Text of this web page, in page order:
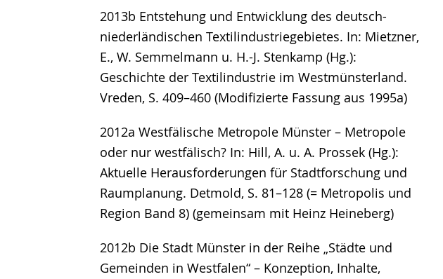
2013b Entstehung und Entwicklung des deutsch-
niederländischen Textilindustriegebietes. In: Mietzner,
E., W. Semmelmann u. H.-J. Stenkamp (Hg.):
Geschichte der Textilindustrie im Westmünsterland.
Vreden, S. 409–460 (Modifizierte Fassung aus 1995a)
2012a Westfälische Metropole Münster – Metropole
oder nur westfälisch? In: Hill, A. u. A. Prossek (Hg.):
Aktuelle Herausforderungen für Stadtforschung und
Raumplanung. Detmold, S. 81–128 (= Metropolis und
Region Band 8) (gemeinsam mit Heinz Heineberg)
2012b Die Stadt Münster in der Reihe „Städte und
Gemeinden in Westfalen“ – Konzeption, Inhalte,